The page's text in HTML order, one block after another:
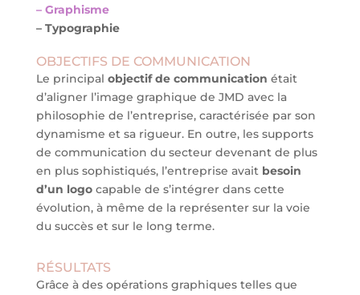
– Graphisme
– Typographie
OBJECTIFS DE COMMUNICATION
Le principal objectif de communication était
d’aligner l’image graphique de JMD avec la
philosophie de l’entreprise, caractérisée par son
dynamisme et sa rigueur. En outre, les supports
de communication du secteur devenant de plus
en plus sophistiqués, l’entreprise avait besoin
d’un logocapable de s’intégrer dans cette
évolution, à même de la représenter sur la voie
du succès et sur le long terme.
RÉSULTATS
Grâce à des opérations graphiques telles que